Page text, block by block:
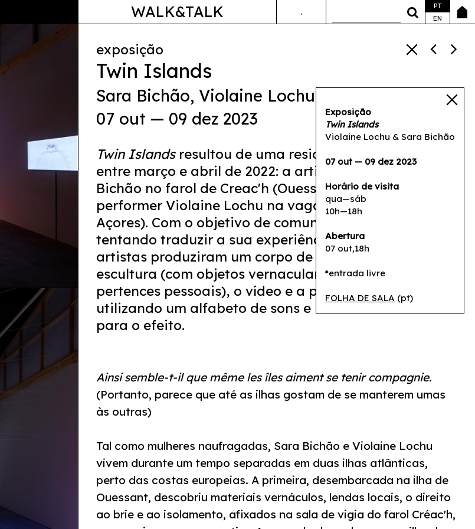
ANDA&FALA
WALK&TALK .
PT
EN
exposição
Twin Islands
Sara Bichão, Violaine Lochu
07 out — 09 dez 2023
Twin Islands resultou de uma residência de um mês,
entre março e abril de 2022: a artista visual Sara
Bichão no farol de Creac'h (Ouessant, França) e a
performer Violaine Lochu na vaga (São Miguel,
Açores). Com o objetivo de comunicar à distância e
tentando traduzir a sua experiência insular, as
artistas produziram um corpo de trabalho que cruza a
escultura (com objetos vernaculares e outros
pertences pessoais), o vídeo e a performance,
utilizando um alfabeto de sons e movimentos criado
para o efeito.
Ainsi semble-t-il que même les îles aiment se tenir compagnie.
(Portanto, parece que até as ilhas gostam de se manterem umas
às outras)
Tal como mulheres naufragadas, Sara Bichão e Violaine Lochu
vivem durante um tempo separadas em duas ilhas atlânticas,
perto das costas europeias. A primeira, desembarcada na ilha de
Ouessant, descobriu materiais vernáculos, lendas locais, o direito
ao brie e ao isolamento, afixados na sala de vigia do farol Créac'h,
Exposição
Twin Islands
Violaine Lochu & Sara Bichão
07 out — 09 dez 2023
Horário de visita
qua—sáb
10h—18h
Abertura
07 out,18h
*entrada livre
FOLHA DE SALA (pt)